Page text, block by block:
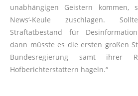
unabhängigen Geistern kommen,
News‘-Keule zuschlagen.
Straftatbestand für
dann müsste es die ersten großen
Bundesregierung samt ihrer
Hofberichterstattern hageln.“